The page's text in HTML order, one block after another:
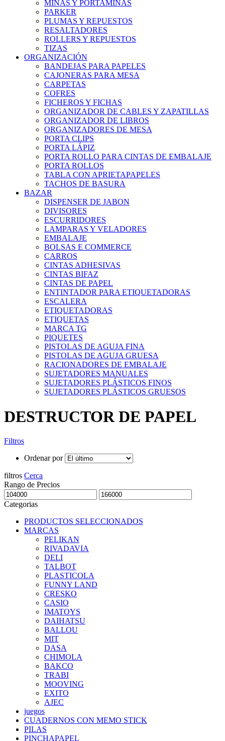
MINAS Y PORTAMINAS
PARKER
PLUMAS Y REPUESTOS
RESALTADORES
ROLLERS Y REPUESTOS
TIZAS
ORGANIZACIÓN
BANDEJAS PARA PAPELES
CAJONERAS PARA MESA
CARPETAS
COFRES
FICHEROS Y FICHAS
ORGANIZADOR DE CABLES Y ZAPATILLAS
ORGANIZADOR DE LIBROS
ORGANIZADORES DE MESA
PORTA CLIPS
PORTA LÁPIZ
PORTA ROLLO PARA CINTAS DE EMBALAJE
PORTA ROLLOS
TABLA CON APRIETAPAPELES
TACHOS DE BASURA
BAZAR
DISPENSER DE JABON
DIVISORES
ESCURRIDORES
LAMPARAS Y VELADORES
EMBALAJE
BOLSAS E COMMERCE
CARROS
CINTAS ADHESIVAS
CINTAS BIFAZ
CINTAS DE PAPEL
ENTINTADOR PARA ETIQUETADORAS
ESCALERA
ETIQUETADORAS
ETIQUETAS
MARCA TG
PIQUETES
PISTOLAS DE AGUJA FINA
PISTOLAS DE AGUJA GRUESA
RACIONADORES DE EMBALAJE
SUJETADORES MANUALES
SUJETADORES PLÁSTICOS FINOS
SUJETADORES PLÁSTICOS GRUESOS
DESTRUCTOR DE PAPEL
Filtros
Ordenar por
filtros Cerca
Rango de Precios
Categorias
PRODUCTOS SELECCIONADOS
MARCAS
PELIKAN
RIVADAVIA
DELI
TALBOT
PLASTICOLA
FUNNY LAND
CRESKO
CASIO
IMATOYS
DAIHATSU
BALLOU
MIT
DASA
CHIMOLA
BAKCO
TRABI
MOOVING
EXITO
AJEC
juegos
CUADERNOS CON MEMO STICK
PILAS
PINCHAPAPEL